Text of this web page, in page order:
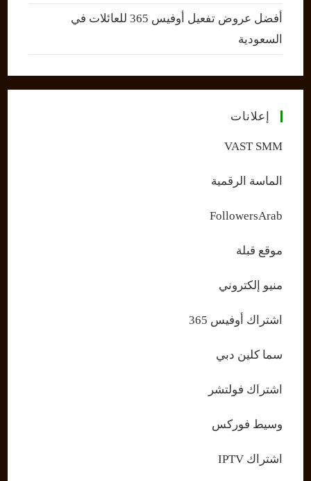
أفضل عروض تفعيل أوفيس 365 للعائلات في
السعودية
إعلانات
VAST SMM
الماسة الرقمية
FollowersArab
موقع قبلة
منيو إلكتروني
اشتراك أوفيس 365
سما كلين دبي
اشتراك فولتشر
وسيط فوركس
اشتراك IPTV